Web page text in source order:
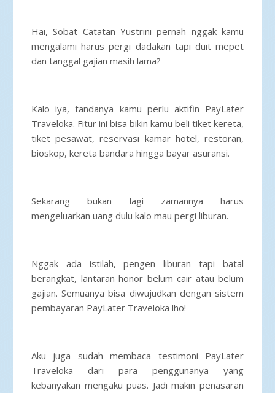
Hai, Sobat Catatan Yustrini pernah nggak kamu
mengalami harus pergi dadakan tapi duit mepet
dan tanggal gajian masih lama?
Kalo iya, tandanya kamu perlu aktifin PayLater
Traveloka. Fitur ini bisa bikin kamu beli tiket kereta,
tiket pesawat, reservasi kamar hotel, restoran,
bioskop, kereta bandara hingga bayar asuransi.
Sekarang bukan lagi zamannya harus
mengeluarkan uang dulu kalo mau pergi liburan.
Nggak ada istilah, pengen liburan tapi batal
berangkat, lantaran honor belum cair atau belum
gajian. Semuanya bisa diwujudkan dengan sistem
pembayaran PayLater Traveloka lho!
Aku juga sudah membaca testimoni PayLater
Traveloka dari para penggunanya yang
kebanyakan mengaku puas. Jadi makin penasaran